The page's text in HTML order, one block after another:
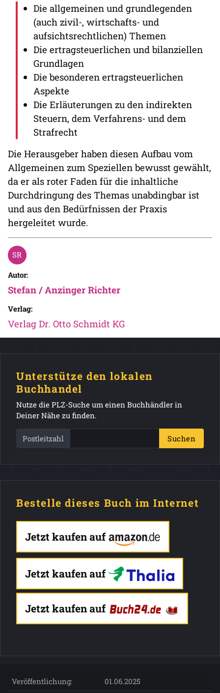
Die allgemeinen und grundlegenden
(auch zivil-, wirtschafts- und
aufsichtsrechtlichen) Themen
Die ertragsteuerlichen und bilanziellen
Grundlagen
Die besonderen ertragsteuerlichen
Aspekte
Die Erläuterungen zu den indirekten
Steuern, dem Verfahrens- und dem
Strafrecht
Die Herausgeber haben diesen Aufbau vom
Allgemeinen zum Speziellen bewusst gewählt,
da er als roter Faden für die inhaltliche
Durchdringung des Themas unabdingbar ist
und aus den Bedürfnissen der Praxis
hergeleitet wurde.
Autor:
Stefan / Anzinger Richter
Verlag:
Verlag Dr. Otto Schmidt KG
Unterstütze den lokalen
Buchhandel
Nutze die PLZ-Suche um einen Buchhändler in
Deiner Nähe zu finden.
Postleitzahl Suchen
Bestelle dieses Buch im Internet
Jetzt kaufen auf
Jetzt kaufen auf
Jetzt kaufen auf
Veröffentlichung: 01.06.2025